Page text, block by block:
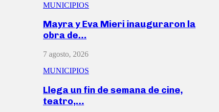
MUNICIPIOS
Mayra y Eva Mieri inauguraron la
obra de…
7 agosto, 2026
MUNICIPIOS
Llega un fin de semana de cine,
teatro,…